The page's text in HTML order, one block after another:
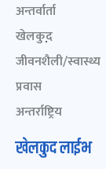
अन्तर्वार्ता
खेलकुद़़
जीवनशैली/स्वास्थ्य
प्रवास
अन्तर्राष्ट्रिय
खेलकुद लाईभ